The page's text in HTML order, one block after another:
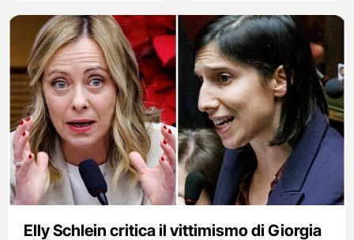
Elly Schlein critica il vittimismo di Giorgia